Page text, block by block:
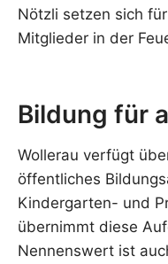
Nötzli setzen sich
Mitglieder in der
Bildung für
Wollerau verfügt
öffentliches
Kindergarten- und
übernimmt diese
Nennenswert ist